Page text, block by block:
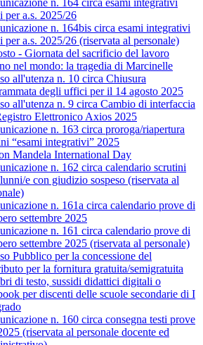
n. 164 circa esami integrativi
per a.s. 2025/26
n. 164bis circa esami integrativi
per a.s. 2025/26 (riservata al personale)
- Giornata del sacrificio del lavoro
nel mondo: la tragedia di Marcinelle
all'utenza n. 10 circa Chiusura
degli uffici per il 14 agosto 2025
all'utenza n. 9 circa Cambio di interfaccia
Elettronico Axios 2025
n. 163 circa proroga/riapertura
“esami integrativi” 2025
Mandela International Day
n. 162 circa calendario scrutini
e con giudizio sospeso (riservata al
n. 161a circa calendario prove di
settembre 2025
n. 161 circa calendario prove di
settembre 2025 (riservata al personale)
Pubblico per la concessione del
per la fornitura gratuita/semigratuita
di testo, sussidi didattici digitali o
per discenti delle scuole secondarie di I
n. 160 circa consegna testi prove
(riservata al personale docente ed